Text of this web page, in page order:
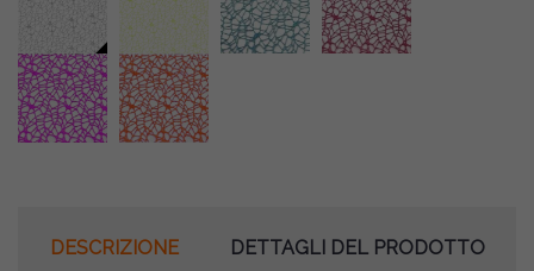
DESCRIZIONE DETTAGLI DEL PRODOTTO